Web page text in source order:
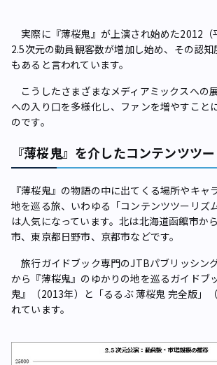
実際に『薄桜鬼』が上演され始めた2012（
2.5次元の動員観客数が増加し始め、その認
もあると言われています。
こうしたさまざまなメディアミックスへの
への入り口を多様化し、ファンを増やすこと
のです。
『薄桜鬼』を介したコンテンツツ
『薄桜鬼』の物語の中に出てくる場所やキャ
地を巡る旅、いわゆる「コンテンツツーリズ
は人気になっています。北は北海道函館市か
市、東京都日野市、京都市などです。
旅行ガイドブック専門のJTBパブリッシン
から『薄桜鬼』のゆかりの地を巡るガイドブ
鬼』（2013年）と「るるぶ 薄桜鬼 完全版」
れています。